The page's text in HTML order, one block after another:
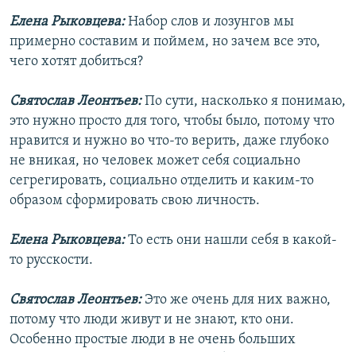
Елена Рыковцева:Набор слов и лозунгов мы
примерно составим и поймем, но зачем все это,
чего хотят добиться?
Святослав Леонтьев:По сути, насколько я понимаю,
это нужно просто для того, чтобы было, потому что
нравится и нужно во что-то верить, даже глубоко
не вникая, но человек может себя социально
сегрегировать, социально отделить и каким-то
образом сформировать свою личность.
Елена Рыковцева:То есть они нашли себя в какой-
то русскости.
Святослав Леонтьев: Это же очень для них важно,
потому что люди живут и не знают, кто они.
Особенно простые люди в не очень больших